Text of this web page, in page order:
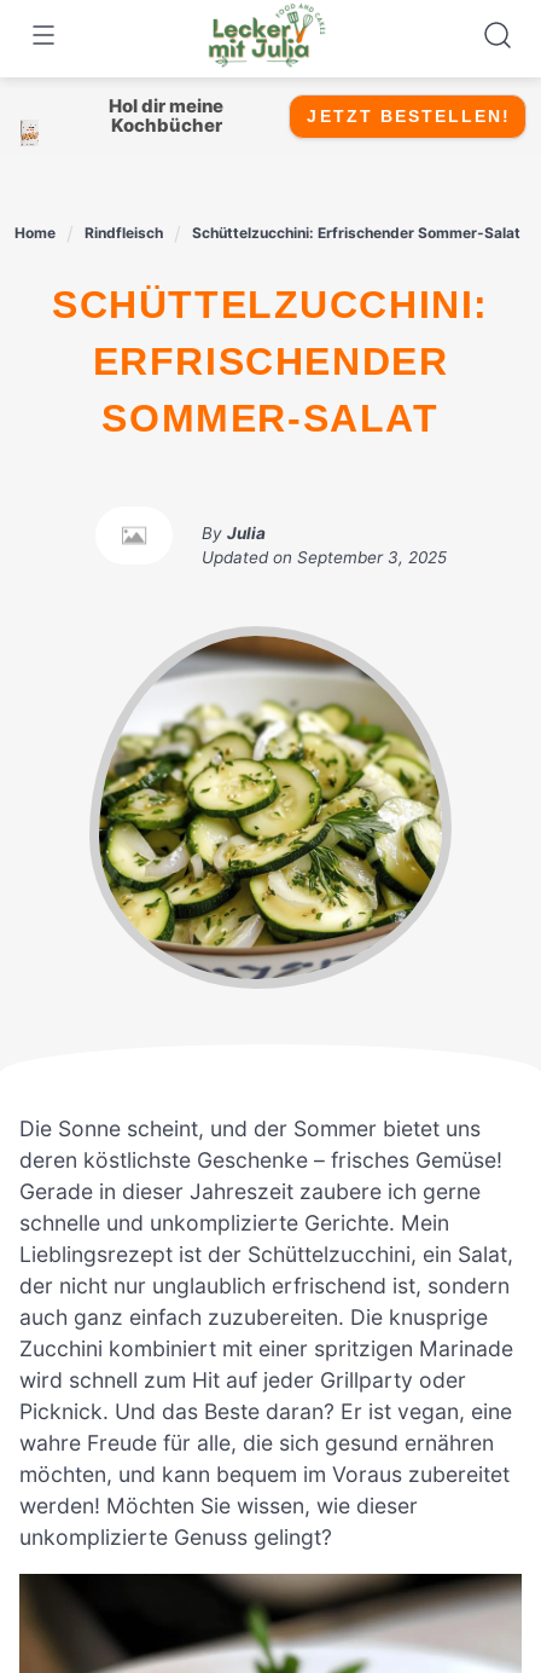
content
Hol dir meine
Kochbücher
JETZT BESTELLEN!
Home Rindfleisch Schüttelzucchini: Erfrischender Sommer-Salat
SCHÜTTELZUCCHINI:
ERFRISCHENDER
SOMMER-SALAT
By Julia
Updated on September 3, 2025
Die Sonne scheint, und der Sommer bietet uns
deren köstlichste Geschenke – frisches Gemüse!
Gerade in dieser Jahreszeit zaubere ich gerne
schnelle und unkomplizierte Gerichte. Mein
Lieblingsrezept ist der Schüttelzucchini, ein Salat,
der nicht nur unglaublich erfrischend ist, sondern
auch ganz einfach zuzubereiten. Die knusprige
Zucchini kombiniert mit einer spritzigen Marinade
wird schnell zum Hit auf jeder Grillparty oder
Picknick. Und das Beste daran? Er ist vegan, eine
wahre Freude für alle, die sich gesund ernähren
möchten, und kann bequem im Voraus zubereitet
werden! Möchten Sie wissen, wie dieser
unkomplizierte Genuss gelingt?